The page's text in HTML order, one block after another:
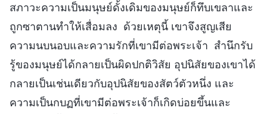
สภาวะความเป็นมนุษย์ดั้งเดิมของมนุษย์ก็ทึบเขลาและ
ถูกซาตานทำให้เสื่อมลง ด้วยเหตุนี้ เขาจึงสูญเสีย
ความนบนอบและความรักที่เขามีต่อพระเจ้า สำนึกรับ
รู้ของมนุษย์ได้กลายเป็นผิดปกติวิสัย อุปนิสัยของเขาได้
กลายเป็นเช่นเดียวกับอุปนิสัยของสัตว์ตัวหนึ่ง และ
ความเป็นกบฏที่เขามีต่อพระเจ้าก็เกิดบ่อยขึ้นและ